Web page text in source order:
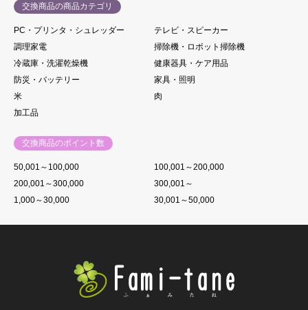
交換商品の商品カテゴリ
PC・プリンタ・シュレッダー
テレビ・スピーカー
調理家電
掃除機・ロボット掃除機
冷蔵庫・洗濯乾燥機
健康器具・ケア用品
防災・バッテリー
家具・照明
米
肉
加工品
交換商品のポイント数
50,001～100,000
100,001～200,000
200,001～300,000
300,001～
1,000～30,000
30,001～50,000